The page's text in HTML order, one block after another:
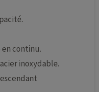
continu.
inoxydable.